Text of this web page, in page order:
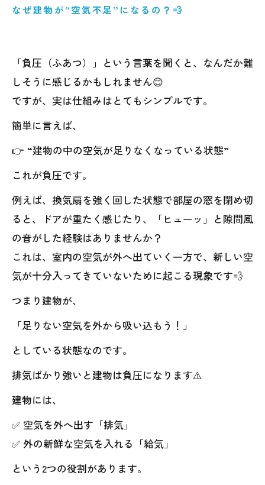
なぜ建物が“空気不足”になるの？💨
「負圧（ふあつ）」という言葉を聞くと、なんだか難
しそうに感じるかもしれません😊
ですが、実は仕組みはとてもシンプルです。
簡単に言えば、
👉 “建物の中の空気が足りなくなっている状態”
これが負圧です。
例えば、換気扇を強く回した状態で部屋の窓を閉め切
ると、ドアが重たく感じたり、「ヒューッ」と隙間風
の音がした経験はありませんか？
これは、室内の空気が外へ出ていく一方で、新しい空
気が十分入ってきていないために起こる現象です💨
つまり建物が、
「足りない空気を外から吸い込もう！」
としている状態なのです。
排気ばかり強いと建物は負圧になります⚠️
建物には、
✅ 空気を外へ出す「排気」
✅ 外の新鮮な空気を入れる「給気」
という2つの役割があります。